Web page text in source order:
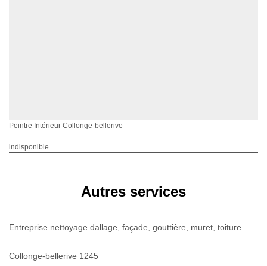
Peintre Intérieur Collonge-bellerive
indisponible
Autres services
Entreprise nettoyage dallage, façade, gouttière, muret, toiture
Collonge-bellerive 1245